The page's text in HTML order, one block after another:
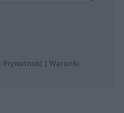
Prywatność | Warunki